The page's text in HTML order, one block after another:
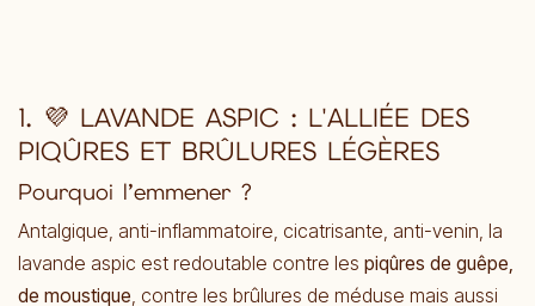
1. 💜 LAVANDE ASPIC : L'ALLIÉE DES
PIQÛRES ET BRÛLURES LÉGÈRES
Pourquoi l’emmener ?
Antalgique, anti-inflammatoire, cicatrisante, anti-venin, la
lavande aspic est redoutable contre les piqûres de guêpe,
de moustique , contre​ les brûlures de méduse mais aussi